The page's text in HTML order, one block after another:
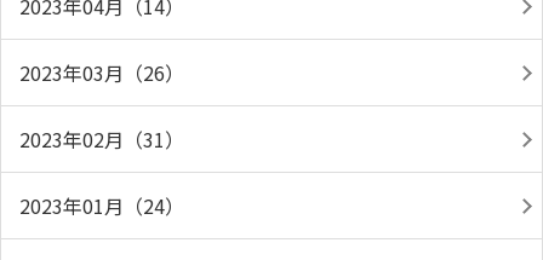
2023年04月（14）
2023年03月（26）
2023年02月（31）
2023年01月（24）